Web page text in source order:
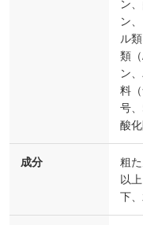
ン
ン
ル
類
ン
料
号
酸
成分
粗
以
下